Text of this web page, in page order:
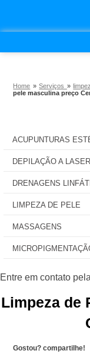
Home »Serviços »
pele masculina preço
ACUPUNTURAS
DEPILAÇÃO A LASER
DRENAGENS
LIMPEZA DE PELE
MASSAGENS
Limpeza de
Gostou? compartilhe!